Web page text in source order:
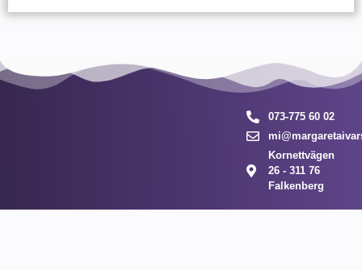
073-775 60 02
Kornettvägen
26 - 311 76
Falkenberg